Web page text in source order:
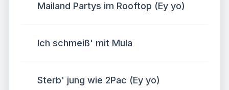
Mailand Partys im Rooftop (Ey yo)
Ich schmeiß' mit Mula
Sterb' jung wie 2Pac (Ey yo)